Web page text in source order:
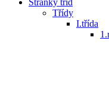
Stránky tříd
Třídy
I.třída